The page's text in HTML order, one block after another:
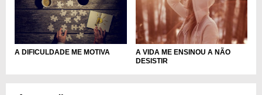
A DIFICULDADE ME MOTIVA
A VIDA ME ENSINOU A NÃO
DESISTIR